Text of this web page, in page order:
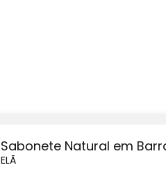
Sabonete Natural em
ELÃ